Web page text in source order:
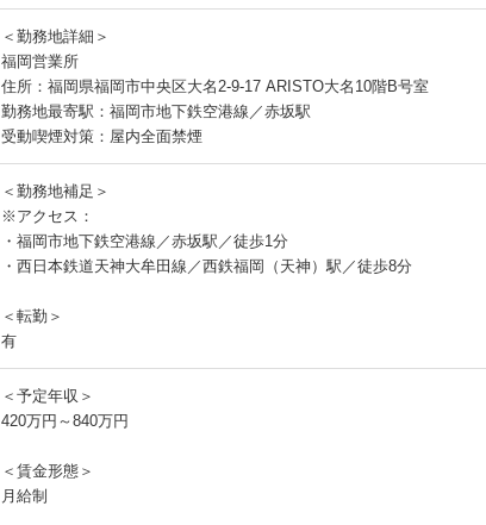
＜勤務地詳細＞
福岡営業所
住所：福岡県福岡市中央区大名2-9-17 ARISTO大名10階B号室
勤務地最寄駅：福岡市地下鉄空港線／赤坂駅
受動喫煙対策：屋内全面禁煙
＜勤務地補足＞
※アクセス：
・福岡市地下鉄空港線／赤坂駅／徒歩1分
・西日本鉄道天神大牟田線／西鉄福岡（天神）駅／徒歩8分
＜転勤＞
有
＜予定年収＞
420万円～840万円
＜賃金形態＞
月給制